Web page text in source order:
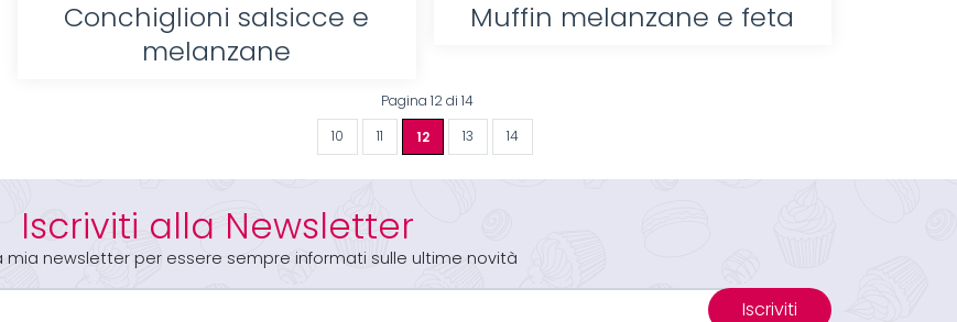
Conchiglioni salsicce e
melanzane
Muffin melanzane e feta
Pagina 12 di 14
10 11 12 13 14
Iscriviti alla Newsletter
mia newsletter per essere sempre informati sulle ultime novità
Iscriviti